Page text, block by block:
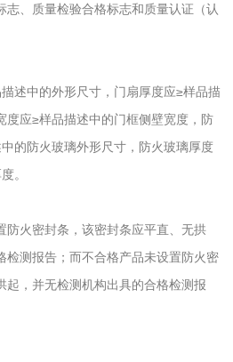
志、质量检验合格标志和质量认证（认
述中的外形尺寸，门扇厚度应≥样品描
度应≥样品描述中的门框侧壁宽度，防
的防火玻璃外形尺寸，防火玻璃厚度
。
防火密封条，该密封条应平直、无拱
检测报告；而不合格产品未设置防火密
起，并无检测机构出具的合格检测报
药剂检测 聚丙烯酰胺检测
状氢氧化钙
检测
铝酸钙检测